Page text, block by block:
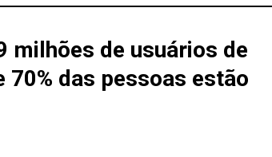
milhões de usuários de
70% das pessoas estão